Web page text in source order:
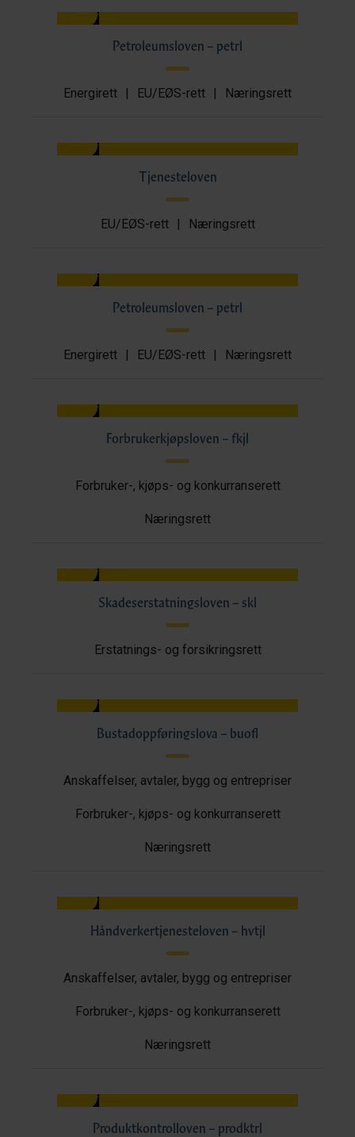
Petroleumsloven – petrl
Energirett | EU/EØS-rett | Næringsrett
Tjenesteloven
EU/EØS-rett | Næringsrett
Petroleumsloven – petrl
Energirett | EU/EØS-rett | Næringsrett
Forbrukerkjøpsloven – fkjl
Forbruker-, kjøps- og konkurranserett
Næringsrett
Skadeserstatningsloven – skl
Erstatnings- og forsikringsrett
Bustadoppføringslova – buofl
Anskaffelser, avtaler, bygg og entrepriser
Forbruker-, kjøps- og konkurranserett
Næringsrett
Håndverkertjenesteloven – hvtjl
Anskaffelser, avtaler, bygg og entrepriser
Forbruker-, kjøps- og konkurranserett
Næringsrett
Produktkontrolloven – prodktrl